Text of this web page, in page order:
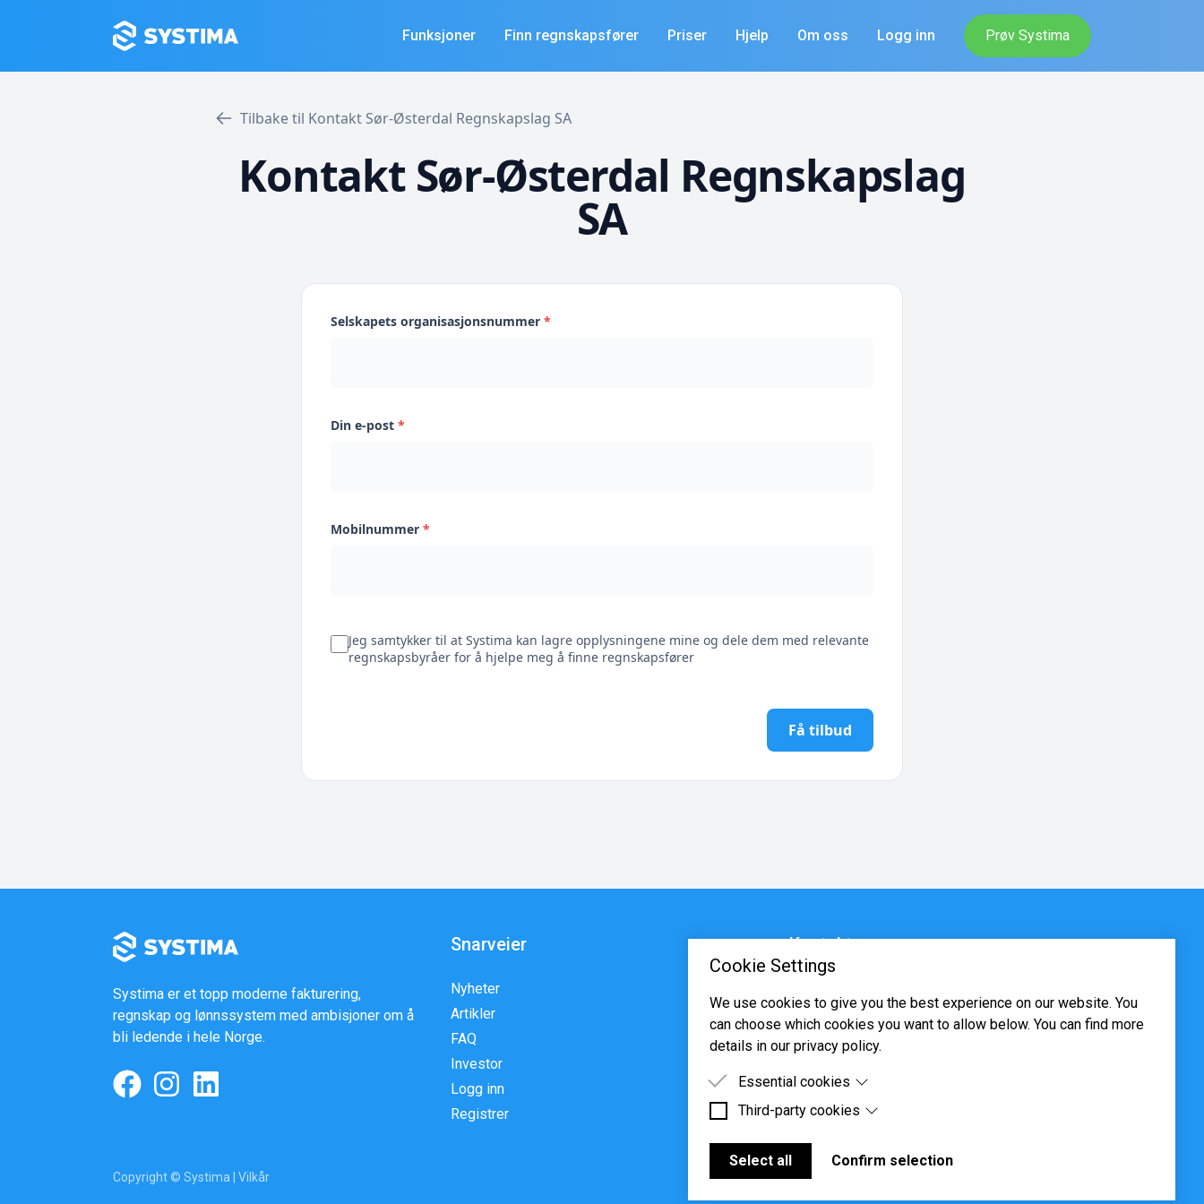
Funksjoner Finn regnskapsfører Priser Hjelp Om oss Logg inn Prøv Systima
Tilbake til Kontakt Sør-Østerdal Regnskapslag SA
Kontakt Sør-Østerdal Regnskapslag
SA
Selskapets organisasjonsnummer *
Din e-post *
Mobilnummer *
Jeg samtykker til at Systima kan lagre opplysningene mine og dele dem med relevante
regnskapsbyråer for å hjelpe meg å finne regnskapsfører
Få tilbud
Cookie Settings
We use cookies to give you the best experience on our website. You
can choose which cookies you want to allow below. You can find more
details in our privacy policy.
Essential cookies
Essential cookies are cookies that are needed for the proper
Third-party cookies
Third-party cookies are cookies set by third-party software to enable
features such as Google Maps.
Select all Confirm selection
Systima er et topp moderne fakturering,
regnskap og lønnssystem med ambisjoner om å
bli ledende i hele Norge.
Snarveier
Nyheter
Artikler
FAQ
Investor
Logg inn
Registrer
Kontakt
post@systima.no
www.systima.no
Copyright © Systima | Vilkår